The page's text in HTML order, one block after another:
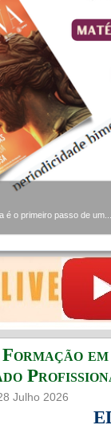
é o primeiro passo de um...
Julho 2026